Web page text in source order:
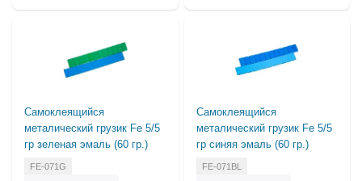
Самоклеящийся
металический грузик Fe 5/5
гр зеленая эмаль (60 гр.)
FE-071G
Самоклеящийся
металический грузик Fe 5/5
гр синяя эмаль (60 гр.)
FE-071BL